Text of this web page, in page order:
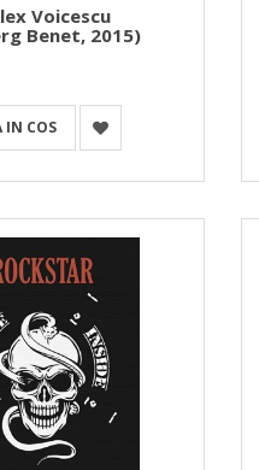
Voicescu
Benet, 2015)
IN COS